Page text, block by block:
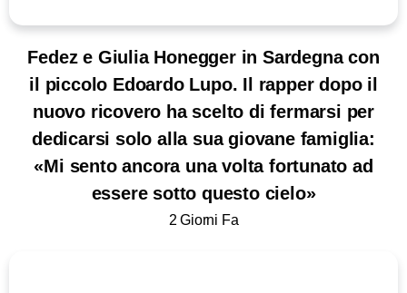
Fedez e Giulia Honegger in Sardegna con
il piccolo Edoardo Lupo. Il rapper dopo il
nuovo ricovero ha scelto di fermarsi per
dedicarsi solo alla sua giovane famiglia:
«Mi sento ancora una volta fortunato ad
essere sotto questo cielo»
2 Giorni Fa